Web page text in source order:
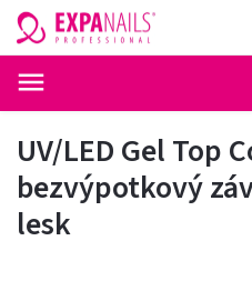
UV/LED Gel Top
bezvýpotkový
lesk